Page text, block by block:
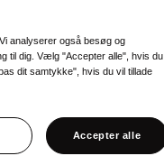
analyserer også besøg og
til dig. Vælg "Accepter alle", hvis du
dit samtykke", hvis du vil tillade
Accepter alle